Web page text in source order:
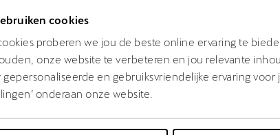
cookies
proberen we jou de beste online ervaring te
onze website te verbeteren en jou relevante
gepersonaliseerde en gebruiksvriendelijke ervaring
onderaan onze website.
Something went wrong. Please try